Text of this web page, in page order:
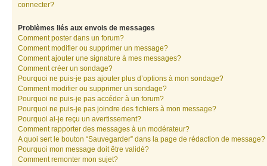
connecter?
Problèmes liés aux envois de messages
Comment poster dans un forum?
Comment modifier ou supprimer un message?
Comment ajouter une signature à mes messages?
Comment créer un sondage?
Pourquoi ne puis-je pas ajouter plus d’options à mon sondage?
Comment modifier ou supprimer un sondage?
Pourquoi ne puis-je pas accéder à un forum?
Pourquoi ne puis-je pas joindre des fichiers à mon message?
Pourquoi ai-je reçu un avertissement?
Comment rapporter des messages à un modérateur?
A quoi sert le bouton “Sauvegarder” dans la page de rédaction de message?
Pourquoi mon message doit être validé?
Comment remonter mon sujet?